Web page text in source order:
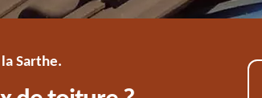
Sarthe.